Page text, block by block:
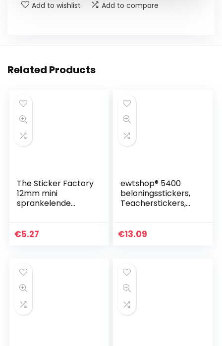
Add to wishlist Add to compare
Related Products
The Sticker Factory
12mm mini
sprankelende
beloningsstickers
€5.27
ewtshop® 5400
beloningsstickers,
Teacherstickers,
kinderen,
€13.09